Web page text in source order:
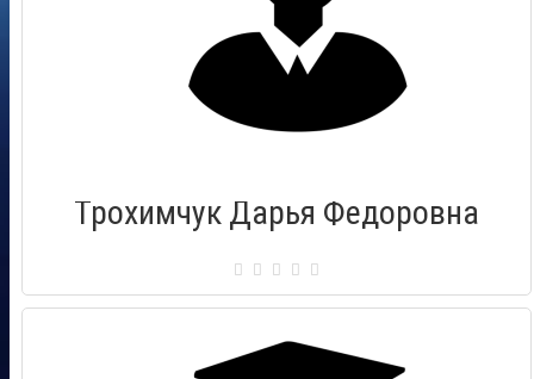
Трохимчук Дарья Федоровна
Сертификат: 000447
Город: Псков